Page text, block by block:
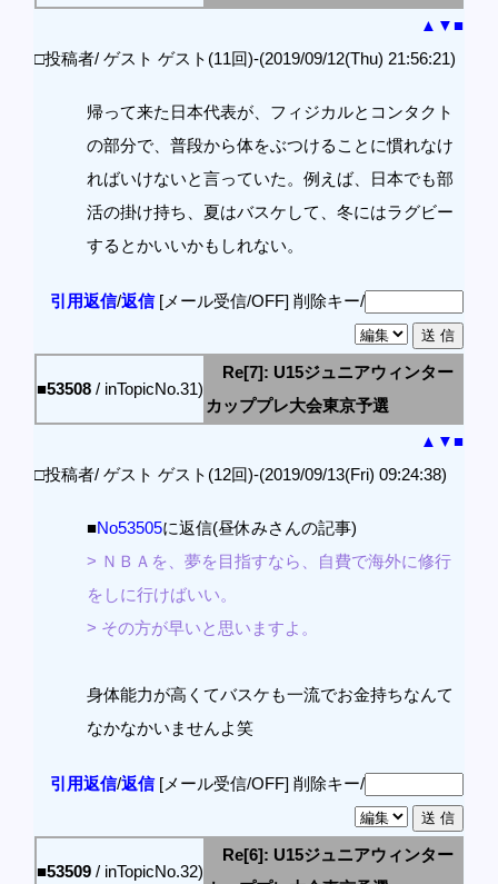
▲ ▼■
□投稿者/ ゲスト ゲスト(11回)-(2019/09/12(Thu) 21:56:21)
帰って来た日本代表が、フィジカルとコンタクト
の部分で、普段から体をぶつけることに慣れなけ
ればいけないと言っていた。例えば、日本でも部
活の掛け持ち、夏はバスケして、冬にはラグビー
するとかいいかもしれない。
引用返信/返信[メール受信/OFF] 削除キー/
■53508 / inTopicNo.31)
Re[7]: U15ジュニアウィンター
カッププレ大会東京予選
▲ ▼■
□投稿者/ ゲスト ゲスト(12回)-(2019/09/13(Fri) 09:24:38)
■No53505に返信(昼休みさんの記事)
> ＮＢＡを、夢を目指すなら、自費で海外に修行
をしに行けばいい。
> その方が早いと思いますよ。
身体能力が高くてバスケも一流でお金持ちなんて
なかなかいませんよ笑
引用返信/返信[メール受信/OFF] 削除キー/
■53509 / inTopicNo.32)
Re[6]: U15ジュニアウィンター